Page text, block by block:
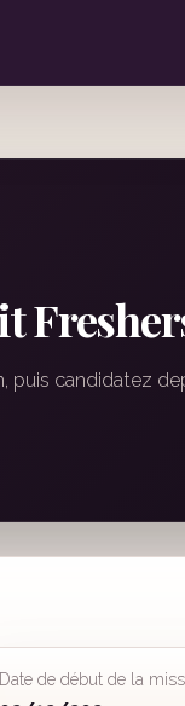
candidatez
Date de début de la